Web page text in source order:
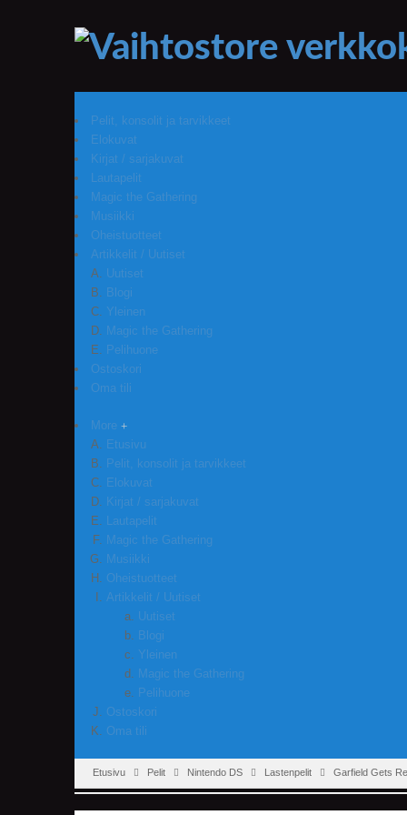
Pelit, konsolit ja tarvikkeet
Elokuvat
Kirjat / sarjakuvat
Lautapelit
Magic the Gathering
Musiikki
Oheistuotteet
Artikkelit / Uutiset
Uutiset
Blogi
Yleinen
Magic the Gathering
Pelihuone
Ostoskori
Oma tili
More
Etusivu
Pelit, konsolit ja tarvikkeet
Elokuvat
Kirjat / sarjakuvat
Lautapelit
Magic the Gathering
Musiikki
Oheistuotteet
Artikkelit / Uutiset
Uutiset
Blogi
Yleinen
Magic the Gathering
Pelihuone
Ostoskori
Oma tili
Etusivu Pelit Nintendo DS Lastenpelit Garfield Gets